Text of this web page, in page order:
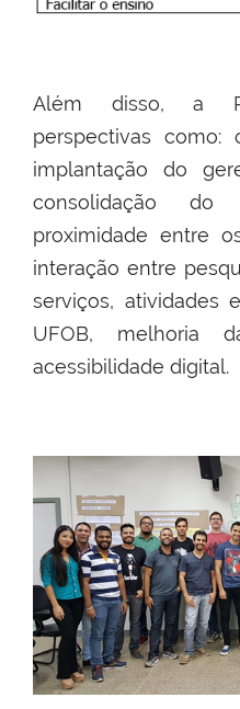
Além disso, a
perspectivas
implantação do
consolidação
proximidade entre
interação entre
serviços, atividades
UFOB, melhoria
acessibilidade digital.